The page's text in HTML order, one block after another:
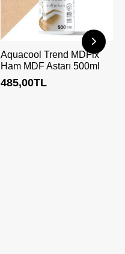
Aquacool Trend MDFix
Ham MDF Astarı 500ml
485,00TL